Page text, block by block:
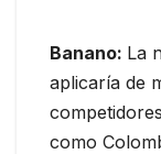
Banano: La
aplicaría de
como